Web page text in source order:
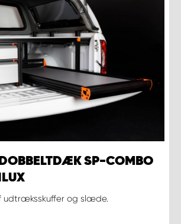
SP-COMBO
udtræksskuffer og slæde.